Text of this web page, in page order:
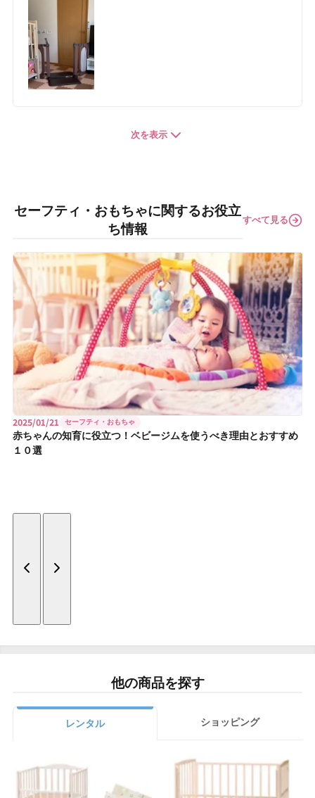
次を表示
セーフティ・おもちゃに関するお役立
ち情報
すべて見る
2025/01/21 セーフティ・おもちゃ
赤ちゃんの知育に役立つ！ベビージムを使うべき理由とおすすめ
１０選
他の商品を探す
レンタル ショッピング